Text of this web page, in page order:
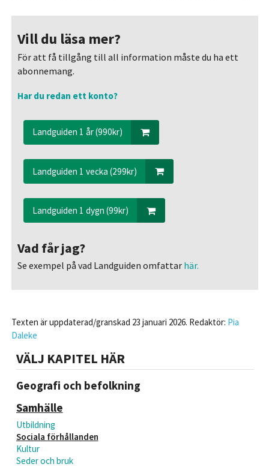
Vill du läsa mer?
För att få tillgång till all information måste du ha ett
abonnemang.
Har du redan ett konto?
Landguiden 1 år (990kr)
Landguiden 1 vecka (299kr)
Landguiden 1 dygn (99kr)
Vad får jag?
Se exempel på vad Landguiden omfattarhär.
Texten är uppdaterad/granskad 23 januari 2026. Redaktör: Pia
Daleke
VÄLJ KAPITEL HÄR
Geografi och befolkning
Samhälle
Utbildning
Sociala förhållanden
Kultur
Seder och bruk